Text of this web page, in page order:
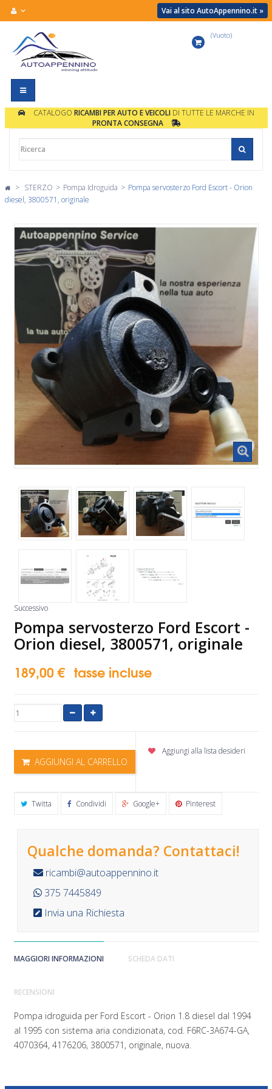
Vai al sito AutoAppennino.it »
Navigazione
Toggle
(Vuoto)
CATALOGO RICAMBI PER AUTO E VEICOLIDI TUTTE LE MARCHE IN
PRONTA CONSEGNA
> STERZO > Pompa Idroguida > Pompa servosterzo Ford Escort - Orion
diesel, 3800571, originale
Successivo
Pompa servosterzo Ford Escort -
Orion diesel, 3800571, originale
189,00 € tasse incluse
AGGIUNGI AL CARRELLO
Aggiungi alla lista desideri
Twitta Condividi Google+ Pinterest
Qualche domanda? Contattaci!
ricambi@autoappennino.it
375 7445849
Invia una Richiesta
MAGGIORI INFORMAZIONI SCHEDA DATI
RECENSIONI
Pompa idroguida per Ford Escort - Orion 1.8 diesel dal 1994
al 1995 con sistema aria condizionata, cod. F6RC-3A674-GA,
4070364, 4176206, 3800571, originale, nuova.